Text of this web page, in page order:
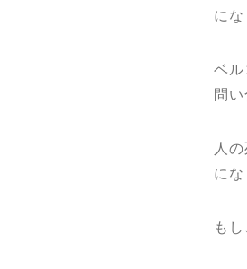
にな
ベル
問
人
にな
も